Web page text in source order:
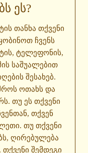
ᲔᲡ?
თანხა თქვენი
ჩვენს
ტელეფონის,
საშუალებით
შესახებ.
ოთახს და
თუ ეს თქვენი
თქვენ
თუ თქვენი
ღირებულება
შემდეგი